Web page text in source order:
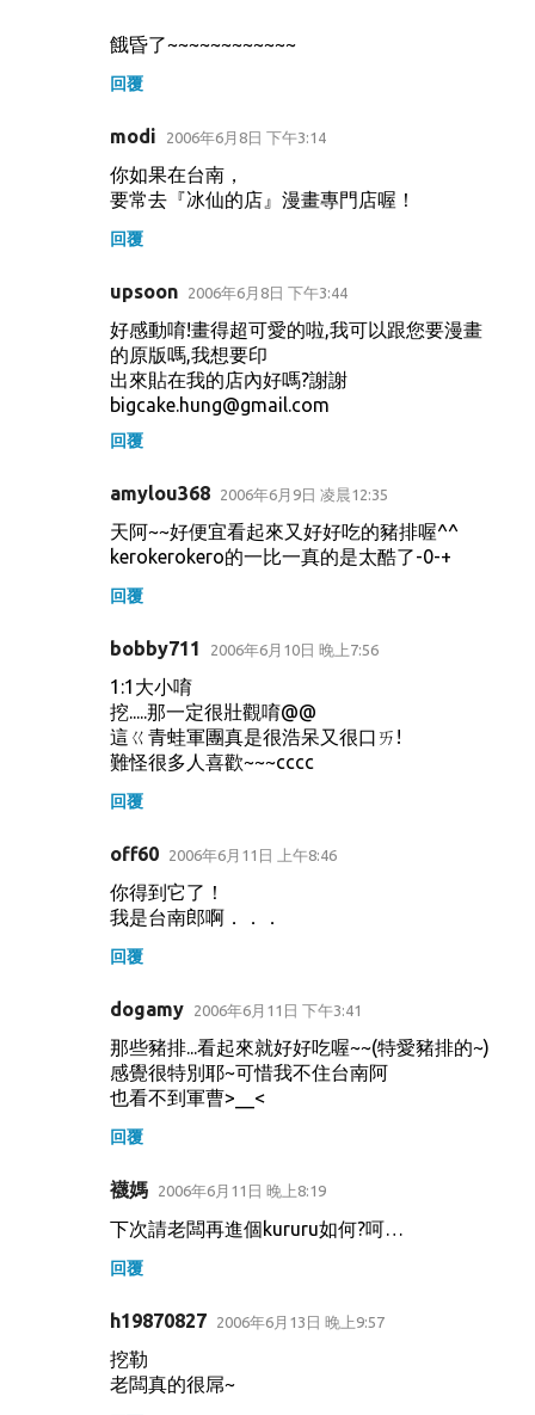
餓昏了~~~~~~~~~~~~
回覆
modi 2006年6月8日 下午3:14
你如果在台南，
要常去『冰仙的店』漫畫專門店喔！
回覆
upsoon 2006年6月8日 下午3:44
好感動唷!畫得超可愛的啦,我可以跟您要漫畫
的原版嗎,我想要印
出來貼在我的店內好嗎?謝謝
bigcake.hung@gmail.com
回覆
amylou368 2006年6月9日 凌晨12:35
天阿~~好便宜看起來又好好吃的豬排喔^^
kerokerokero的一比一真的是太酷了-0-+
回覆
bobby711 2006年6月10日 晚上7:56
1:1大小唷
挖.....那一定很壯觀唷@@
這ㄍ青蛙軍團真是很浩呆又很口ㄞ!
難怪很多人喜歡~~~cccc
回覆
off60 2006年6月11日 上午8:46
你得到它了！
我是台南郎啊．．．
回覆
dogamy 2006年6月11日 下午3:41
那些豬排...看起來就好好吃喔~~(特愛豬排的~)
感覺很特別耶~可惜我不住台南阿
也看不到軍曹>__<
回覆
襪媽 2006年6月11日 晚上8:19
下次請老闆再進個kururu如何?呵…
回覆
h19870827 2006年6月13日 晚上9:57
挖勒
老闆真的很屌~